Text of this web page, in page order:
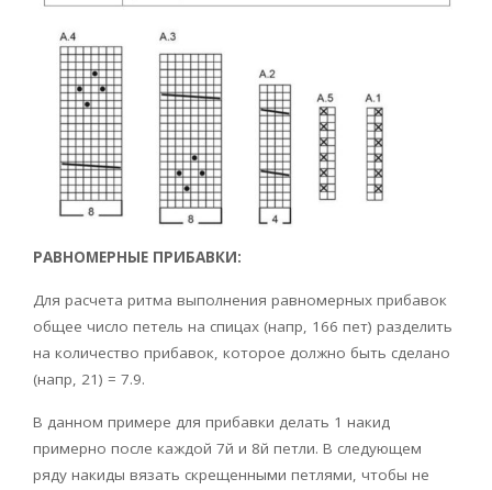
РАВНОМЕРНЫЕ ПРИБАВКИ:
Для расчета ритма выполнения равномерных прибавок
общее число петель на спицах (напр, 166 пет) разделить
на количество прибавок, которое должно быть сделано
(напр, 21) = 7.9.
В данном примере для прибавки делать 1 накид
примерно после каждой 7й и 8й петли. В следующем
ряду накиды вязать скрещенными петлями, чтобы не